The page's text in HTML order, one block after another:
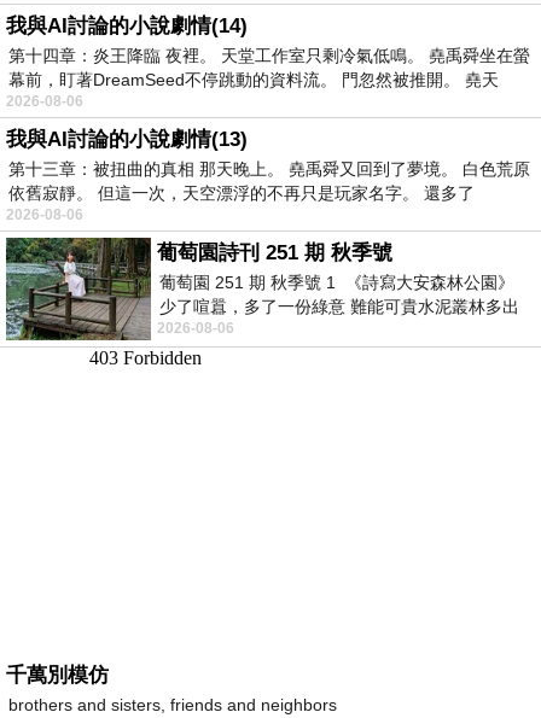
我與AI討論的小說劇情(14)
第十四章：炎王降臨 夜裡。 天堂工作室只剩冷氣低鳴。 堯禹舜坐在螢
幕前，盯著DreamSeed不停跳動的資料流。 門忽然被推開。 堯天
2026-08-06
我與AI討論的小說劇情(13)
第十三章：被扭曲的真相 那天晚上。 堯禹舜又回到了夢境。 白色荒原
依舊寂靜。 但這一次，天空漂浮的不再只是玩家名字。 還多了
2026-08-06
葡萄園詩刊 251 期 秋季號
葡萄園 251 期 秋季號 1 《詩寫大安森林公園》
少了喧囂，多了一份綠意 難能可貴水泥叢林多出
一
2026-08-06
千萬別模仿
brothers and sisters, friends and neighbors